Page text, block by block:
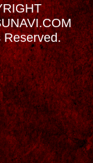
Reserved.